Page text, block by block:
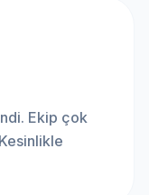
Ekip çok